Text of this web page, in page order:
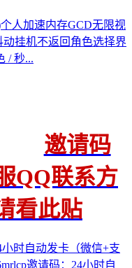
人加速内存GCD无限视
挂机不返回角色选择界
/ 秒...
邀请码
QQ联系方
看此贴
时自动发卡（微信+支
邀请码：24小时自